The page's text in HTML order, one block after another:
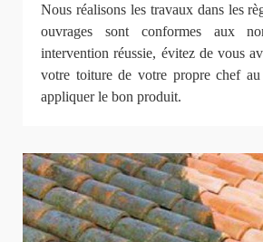
Nous réalisons les travaux dans les
ouvrages sont conformes aux
intervention réussie, évitez de vous
votre toiture de votre propre chef
appliquer le bon produit.